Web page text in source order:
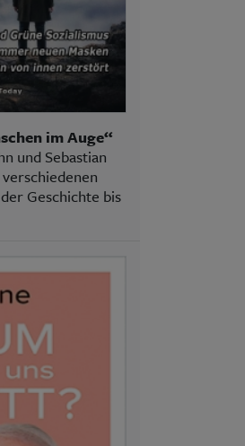
im Auge“
und Sebastian
Geschichte bis